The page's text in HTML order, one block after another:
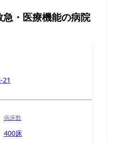
急・医療機能の病院
21
病床数
400床